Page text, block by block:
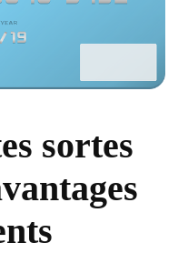
sortes